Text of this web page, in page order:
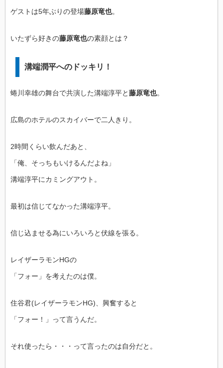
ゲストは5年ぶりの登場藤原竜也。
いたずら好きの藤原竜也の素顔とは？
溝端潤平へのドッキリ！
蜷川幸雄の舞台で共演した溝端淳平と藤原竜也。
広島のホテルのスカイバーで二人きり。
2時間くらい飲んだあと、
「俺、そっちもいけるんだよね」
溝端淳平にカミングアウト。
最初は信じてなかった溝端淳平。
信じ込ませる為にいろいろと伏線を張る。
レイザーラモンHGの
「フォー」を考えたのは僕。
住谷君(レイザーラモンHG)、興奮すると
「フォー！」って言うんだ。
それ使ったら・・・って言ったのは自分だと。